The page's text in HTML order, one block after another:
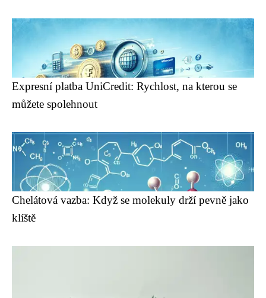
Expresní platba UniCredit: Rychlost, na kterou se
můžete spolehnout
Chelátová vazba: Když se molekuly drží pevně jako
klíště